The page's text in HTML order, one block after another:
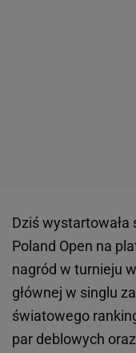
Dziś wystartowała
Poland Open na
nagród w turnieju
głównej w singlu
światowego
par deblowych